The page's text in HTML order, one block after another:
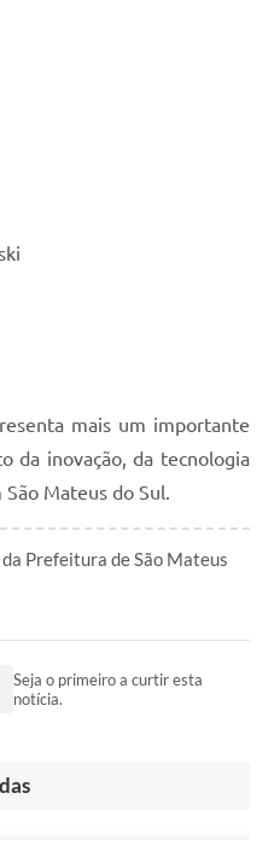
mais um importante
da inovação, da tecnologia
Mateus do Sul.
Prefeitura de São Mateus
Seja o primeiro a curtir esta
notícia.